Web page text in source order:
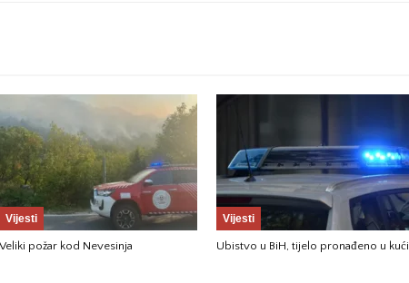
Vijesti
Veliki požar kod Nevesinja
Vijesti
Ubistvo u BiH, tijelo pronađeno u kući